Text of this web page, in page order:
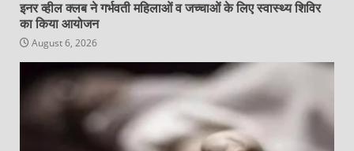
इनर व्हील क्लब ने गर्भवती महिलाओं व जच्चाओं के लिए स्वास्थ्य शिविर
का किया आयोजन
August 6, 2026